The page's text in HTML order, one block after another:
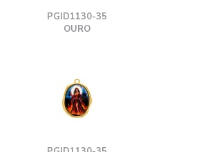
PGID1130-35
OURO